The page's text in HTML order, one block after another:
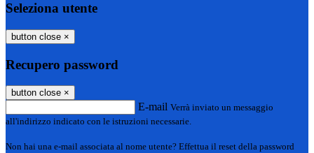
Seleziona utente
button close ×
Recupero password
button close ×
E-mail Verrà inviato un messaggio
all'indirizzo indicato con le istruzioni necessarie.
Non hai una e-mail associata al nome utente? Effettua il reset della password